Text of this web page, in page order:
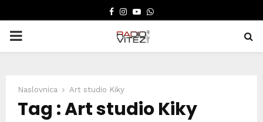
FACEBOOK
INSTAGRAM
YOUTUBE
WHATSAPP
PRIMARY
Naslovnica Art studio Kiky
Tag : Art studio Kiky